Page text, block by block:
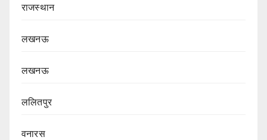
राजस्थान
लखनऊ
लखनऊ
ललितपुर
वनारस